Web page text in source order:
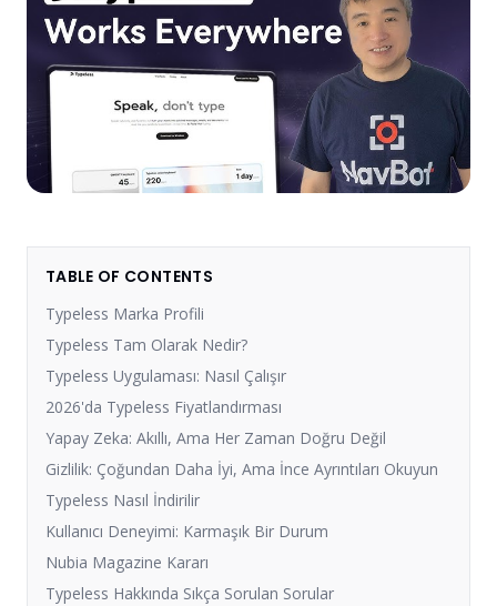
TABLE OF CONTENTS
Typeless Marka Profili
Typeless Tam Olarak Nedir?
Typeless Uygulaması: Nasıl Çalışır
2026'da Typeless Fiyatlandırması
Yapay Zeka: Akıllı, Ama Her Zaman Doğru Değil
Gizlilik: Çoğundan Daha İyi, Ama İnce Ayrıntıları Okuyun
Typeless Nasıl İndirilir
Kullanıcı Deneyimi: Karmaşık Bir Durum
Nubia Magazine Kararı
Typeless Hakkında Sıkça Sorulan Sorular